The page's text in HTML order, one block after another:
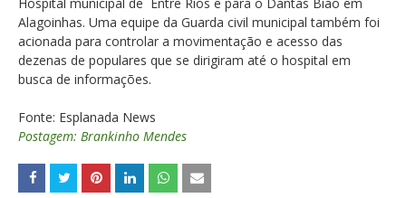
Alagoinhas. Uma equipe da Guarda civil municipal também foi
acionada para controlar a movimentação e acesso das
dezenas de populares que se dirigiram até o hospital em
busca de informações.
Fonte: Esplanada News
Postagem: Brankinho Mendes